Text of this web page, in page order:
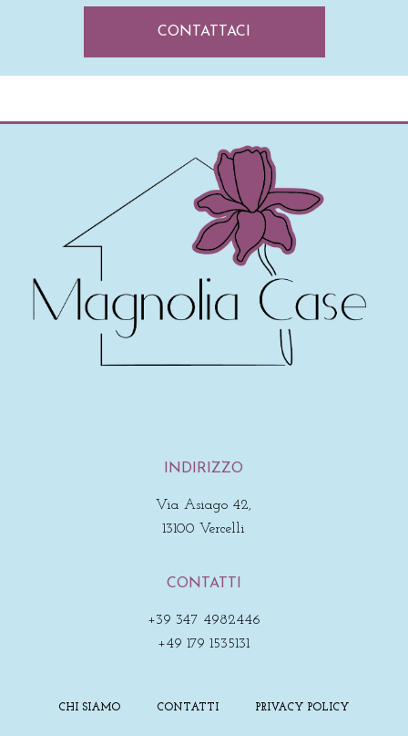
CONTATTACI
INDIRIZZO
Via Asiago 42,
13100 Vercelli
CONTATTI
+39 347 4982446
+49 179 1535131
CHI SIAMO CONTATTI PRIVACY POLICY